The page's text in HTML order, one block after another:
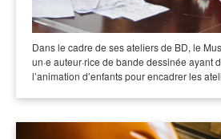
Dans le cadre de ses ateliers de BD, le
un·e auteur·rice de bande dessinée ayant
l’animation d’enfants pour encadrer les